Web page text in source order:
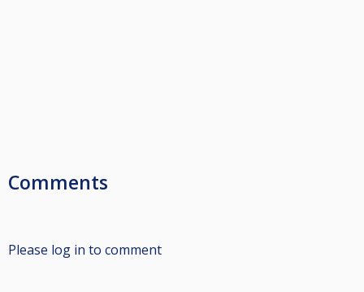
Comments
Please log in to comment